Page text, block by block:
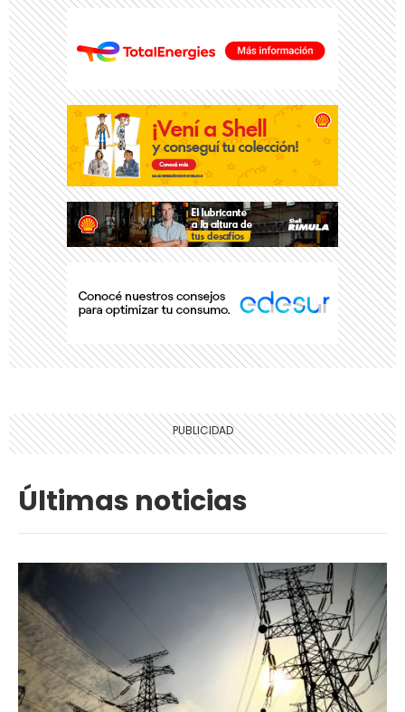
Últimas noticias